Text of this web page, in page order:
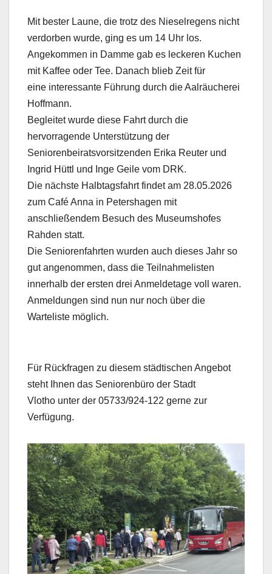
Mit bester Laune, die trotz des Nieselregens nicht
verdorben wurde, ging es um 14 Uhr los.
Angekommen in Damme gab es leckeren Kuchen
mit Kaffee oder Tee. Danach blieb Zeit für
eine interessante Führung durch die Aalräucherei
Hoffmann.
Begleitet wurde diese Fahrt durch die
hervorragende Unterstützung der
Seniorenbeiratsvorsitzenden Erika Reuter und
Ingrid Hüttl und Inge Geile vom DRK.
Die nächste Halbtagsfahrt findet am 28.05.2026
zum Café Anna in Petershagen mit
anschließendem Besuch des Museumshofes
Rahden statt.
Die Seniorenfahrten wurden auch dieses Jahr so
gut angenommen, dass die Teilnahmelisten
innerhalb der ersten drei Anmeldetage voll waren.
Anmeldungen sind nun nur noch über die
Warteliste möglich.
Für Rückfragen zu diesem städtischen Angebot
steht Ihnen das Seniorenbüro der Stadt
Vlotho unter der 05733/924-122 gerne zur
Verfügung.